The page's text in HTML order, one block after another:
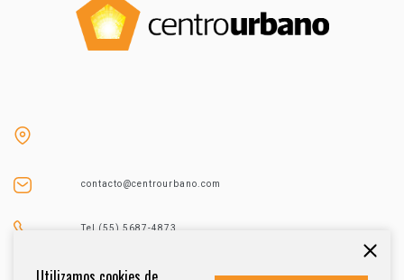
contacto@centrourbano.com
Tel (55) 5687-4873